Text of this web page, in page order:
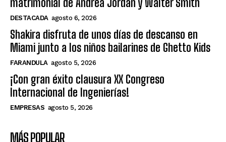
matrimonial de Andrea Jordán y Walter Smith
DESTACADA agosto 6, 2026
Shakira disfruta de unos días de descanso en
Miami junto a los niños bailarines de Ghetto Kids
FARANDULA agosto 5, 2026
¡Con gran éxito clausura XX Congreso
Internacional de Ingenierías!
EMPRESAS agosto 5, 2026
MÁS POPULAR